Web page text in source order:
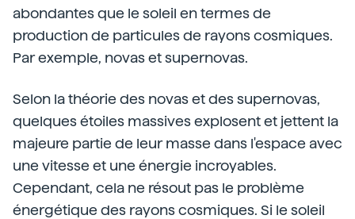
abondantes que le soleil en termes de
production de particules de rayons cosmiques.
Par exemple, novas et supernovas.
Selon la théorie des novas et des supernovas,
quelques étoiles massives explosent et jettent la
majeure partie de leur masse dans l'espace avec
une vitesse et une énergie incroyables.
Cependant, cela ne résout pas le problème
énergétique des rayons cosmiques. Si le soleil